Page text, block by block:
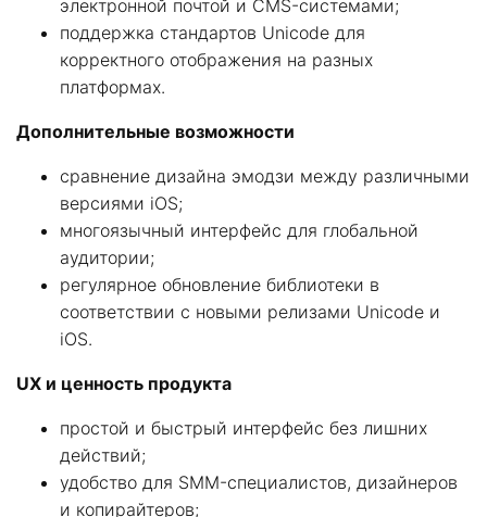
электронной почтой и CMS-системами;
поддержка стандартов Unicode для
корректного отображения на разных
платформах.
Дополнительные возможности
сравнение дизайна эмодзи между различными
версиями iOS;
многоязычный интерфейс для глобальной
аудитории;
регулярное обновление библиотеки в
соответствии с новыми релизами Unicode и
iOS.
UX и ценность продукта
простой и быстрый интерфейс без лишних
действий;
удобство для SMM-специалистов, дизайнеров
и копирайтеров;